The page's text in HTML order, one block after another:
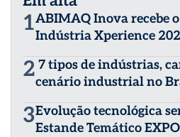
1ABIMAQ Inova recebe
Indústria Xperience
2 7 tipos de indústrias,
cenário industrial no
3Evolução tecnológica
Estande Temático